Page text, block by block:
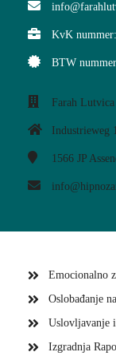
KvK
BTW
Farah
Industrieweg
1566 JP
Emocionalno
Oslobađanje
Uslovljavanje
Izgradnja